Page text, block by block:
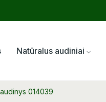
Natūralus audiniai
014039